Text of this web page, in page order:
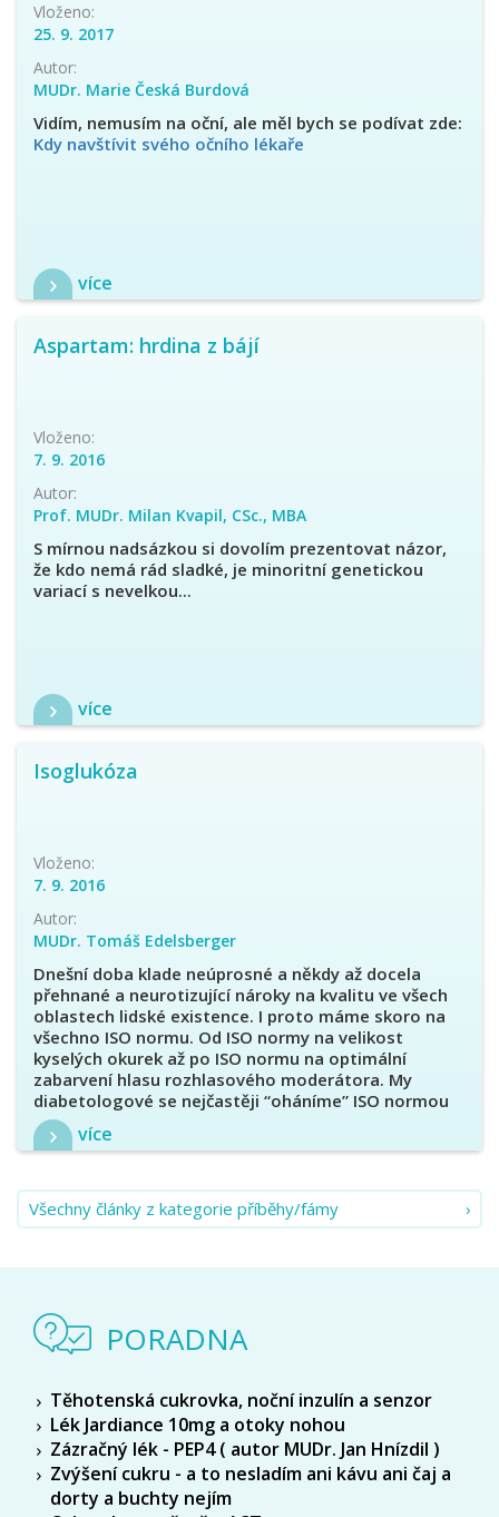
Vloženo:
25. 9. 2017
Autor:
MUDr. Marie Česká Burdová
Vidím, nemusím na oční, ale měl bych se podívat zde:
Kdy navštívit svého očního lékaře
více
Aspartam: hrdina z bájí
Vloženo:
7. 9. 2016
Autor:
Prof. MUDr. Milan Kvapil, CSc., MBA
S mírnou nadsázkou si dovolím prezentovat názor,
že kdo nemá rád sladké, je minoritní genetickou
variací s nevelkou...
více
Isoglukóza
Vloženo:
7. 9. 2016
Autor:
MUDr. Tomáš Edelsberger
Dnešní doba klade neúprosné a někdy až docela
přehnané a neurotizující nároky na kvalitu ve všech
oblastech lidské existence. I proto máme skoro na
všechno ISO normu. Od ISO normy na velikost
kyselých okurek až po ISO normu na optimální
zabarvení hlasu rozhlasového moderátora. My
diabetologové se nejčastěji “oháníme” ISO normou
15197:2013, která stanovuje mantinely pro přesnost
měření glykémie pomocí glukometrů...
více
Všechny články z kategorie příběhy/fámy
PORADNA
Těhotenská cukrovka, noční inzulín a senzor
Lék Jardiance 10mg a otoky nohou
Zázračný lék - PEP4 ( autor MUDr. Jan Hnízdil )
Zvýšení cukru - a to nesladím ani kávu ani čaj a
dorty a buchty nejím